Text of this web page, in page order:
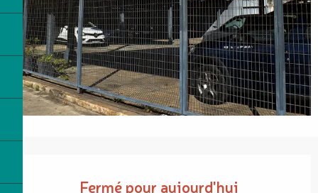
Fermé pour aujourd'hui